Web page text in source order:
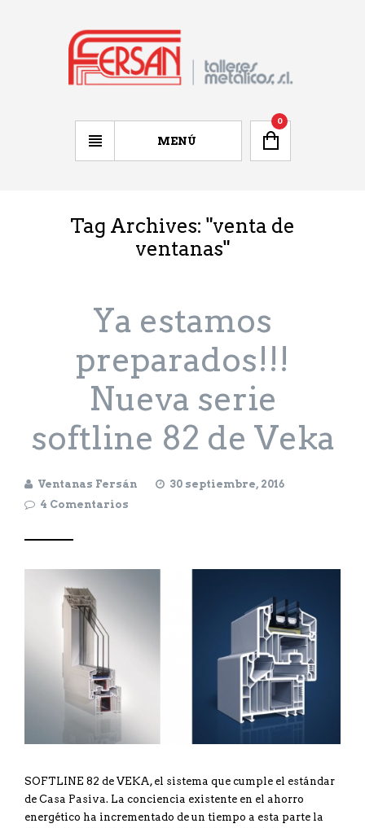
MENÚ
0
Tag Archives: "venta de
ventanas"
Ya estamos
preparados!!!
Nueva serie
softline 82 de Veka
Ventanas Fersán
30 septiembre, 2016
4 Comentarios
SOFTLINE 82 de VEKA, el sistema que cumple el estándar
de Casa Pasiva. La conciencia existente en el ahorro
energético ha incrementado de un tiempo a esta parte la